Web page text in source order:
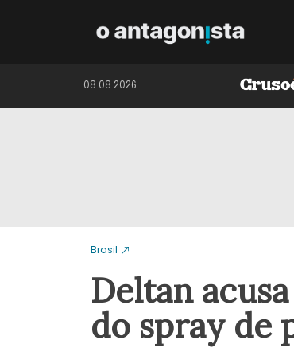
08.08.2026
Brasil
Deltan
do spray de